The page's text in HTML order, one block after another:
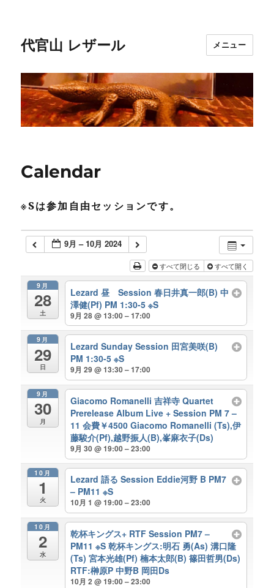
代官山 レザール メニュー
Calendar
※Sは参加自由セッションです。
9月 – 10月 2024
すべて閉じる すべて開く
9月
28
土
Lezard 昼 Session 春日井真一郎(B) 中
澤健(Pf) PM 1:30-5 ※S
9月 28 @ 13:00 – 17:00
9月
29
日
Lezard Sunday Session 田宮美咲(B)
PM 1:30-5 ※S
9月 29 @ 13:30 – 17:00
9月
30
月
Giacomo Romanelli 吉祥寺 Quartet
Prerelease Album Live + Session PM 7 –
11 会費￥4500 Giacomo Romanelli (Ts),伊
藤駿介(Pf),越野振人(B),峯麻衣子(Ds)
9月 30 @ 19:00 – 23:00
10月
1
火
Lezard 語る Session Eddie河野 B PM7
– PM11 ※S
10月 1 @ 19:00 – 23:00
10月
2
水
乾杯キングス+ RTF Session PM7 –
PM11 ※S 乾杯キングス:明石 勇(As) 溝口隆
(Ts) 宮本光雄(Pf) 楠本太郎(B) 篠田哲男(Ds)
RTF:榊原P 中野B 岡田Ds
10月 2 @ 19:00 – 23:00